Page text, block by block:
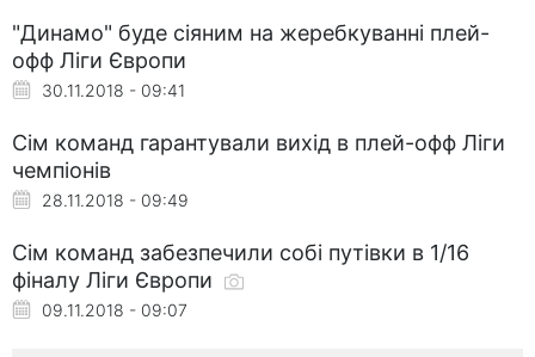
"Динамо" буде сіяним на жеребкуванні плей-
офф Ліги Європи
30.11.2018 - 09:41
Сім команд гарантували вихід в плей-офф Ліги
чемпіонів
28.11.2018 - 09:49
Сім команд забезпечили собі путівки в 1/16
фіналу Ліги Європи
09.11.2018 - 09:07